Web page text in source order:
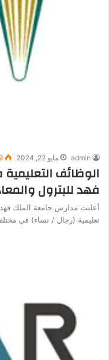
admin مايو 22, 2024
الوظائف
فهد للبترول
أعلنت مدارس جامعة الملك
تعليمية (رجال / نساء) في